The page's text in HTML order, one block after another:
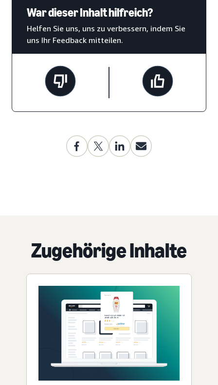
War dieser Inhalt hilfreich?
Helfen Sie uns, uns zu verbessern, indem Sie
uns Ihr Feedback mitteilen.
Zugehörige Inhalte